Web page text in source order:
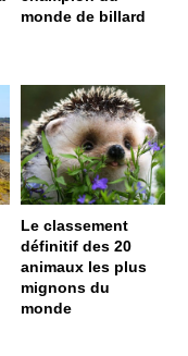
monde de billard
Le classement
définitif des 20
animaux les plus
mignons du
monde